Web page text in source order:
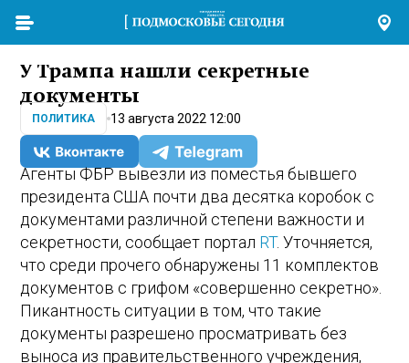
У Трампа нашли секретные
документы
ПОЛИТИКА 13 августа 2022 12:00
Агенты ФБР вывезли из поместья бывшего
президента США почти два десятка коробок с
документами различной степени важности и
секретности, сообщает портал RT. Уточняется,
что среди прочего обнаружены 11 комплектов
документов с грифом «совершенно секретно».
Пикантность ситуации в том, что такие
документы разрешено просматривать без
выноса из правительственного учреждения,